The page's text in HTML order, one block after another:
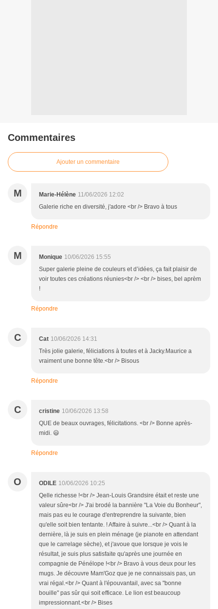
Commentaires
Ajouter un commentaire
M Marie-Hélène 11/06/2026 12:02
Galerie riche en diversité, j'adore <br /> Bravo à tous
Répondre
M Monique 10/06/2026 15:55
Super galerie pleine de couleurs et d’idées, ça fait plaisir de
voir toutes ces créations réunies<br /> <br /> bises, bel aprèm
!
Répondre
C Cat 10/06/2026 14:31
Très jolie galerie, féliciations à toutes et à Jacky.Maurice a
vraiment une bonne tête.<br /> Bisous
Répondre
C cristine 10/06/2026 13:58
QUE de beaux ouvrages, félicitations. <br /> Bonne après-
midi. 😃
Répondre
O ODILE 10/06/2026 10:25
Qelle richesse !<br /> Jean-Louis Grandsire était et reste une
valeur sûre<br /> J'ai brodé la bannière "La Voie du Bonheur",
mais pas eu le courage d'entreprendre la suivante, bien
qu'elle soit bien tentante. ! Affaire à suivre...<br /> Quant à la
dernière, là je suis en plein ménage (je pianote en attendant
que le carrelage sèche), et j'avoue que lorsque je vois le
résultat, je suis plus satisfaite qu'après une journée en
compagnie de Pénélope !<br /> Bravo à vous deux pour les
mugs. Je découvre Mam'Goz que je ne connaissais pas, un
vrai régal.<br /> Quant à l'épouvantail, avec sa "bonne
bouille" pas sûr qui soit efficace. Le lion est beaucoup
impressionnant.<br /> Bises